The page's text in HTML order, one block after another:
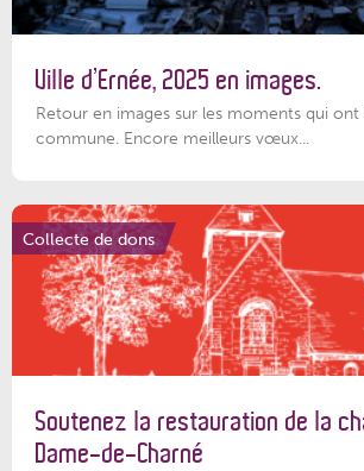
Ville d’Ernée, 2025 en images.
Retour en images sur les moments qui
commune. Encore meilleurs vœux...
Collecte de dons
Soutenez la restauration de la
Dame-de-Charné